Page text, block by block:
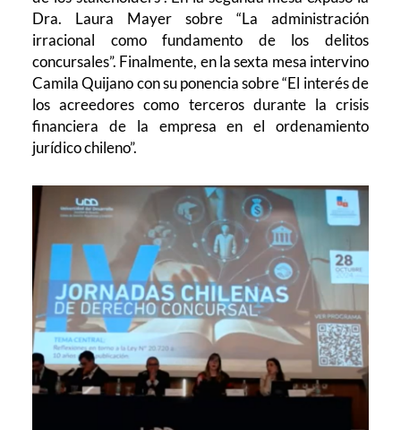
Dra. Laura Mayer sobre “La administración
irracional como fundamento de los delitos
concursales”. Finalmente, en la sexta mesa intervino
Camila Quijano con su ponencia sobre “El interés de
los acreedores como terceros durante la crisis
financiera de la empresa en el ordenamiento
jurídico chileno”.